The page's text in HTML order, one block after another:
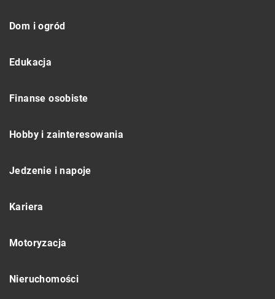
Dom i ogród
Edukacja
Finanse osobiste
Hobby i zainteresowania
Jedzenie i napoje
Kariera
Motoryzacja
Nieruchomości